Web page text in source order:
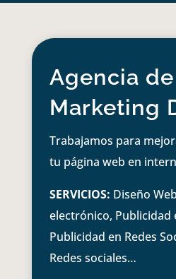
Agencia de
Marketing
Trabajamos para
tu página web en
SERVICIOS: Diseño
electrónico, Publicidad
Publicidad en Redes
Redes sociales…